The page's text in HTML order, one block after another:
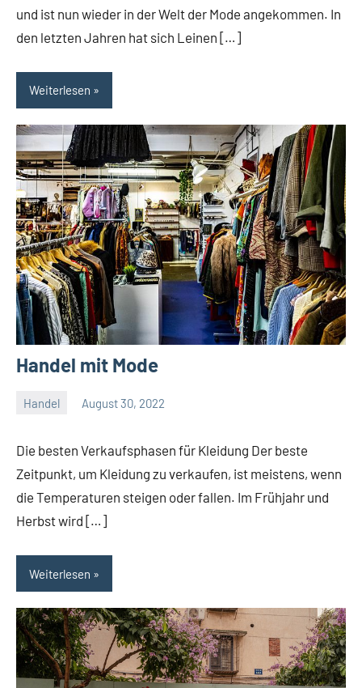
und ist nun wieder in der Welt der Mode angekommen. In
den letzten Jahren hat sich Leinen […]
Weiterlesen
Handel mit Mode
Handel August 30, 2022
Die besten Verkaufsphasen für Kleidung Der beste
Zeitpunkt, um Kleidung zu verkaufen, ist meistens, wenn
die Temperaturen steigen oder fallen. Im Frühjahr und
Herbst wird […]
Weiterlesen